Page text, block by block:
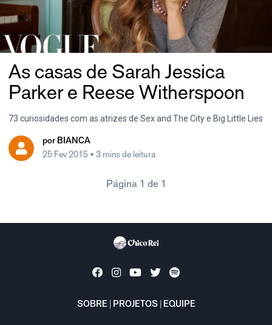
As casas de Sarah Jessica
Parker e Reese Witherspoon
73 curiosidades com as atrizes de Sex and The City e Big Little Lies
por BIANCA
25 Fev 2015 • 3 mins de leitura
Página 1 de 1
SOBRE PROJETOS EQUIPE